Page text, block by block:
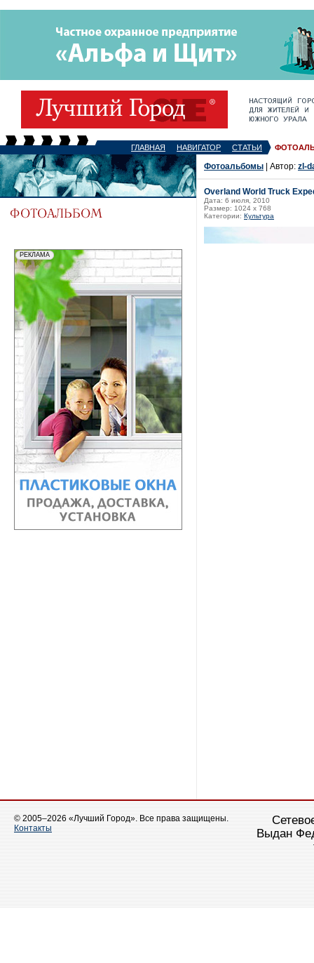
ГЛАВНАЯ НАВИГАТОР СТАТЬИ
Фотоальбомы | Автор: zl-
Overland World Truck
Дата: 6 июля, 2010
Размер: 1024 x 768
Категории: Культура
© 2005–2026 «Лучший Город». Все права защищены.
Контакты
Выдан